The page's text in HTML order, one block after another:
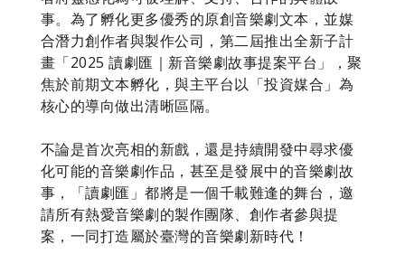
事。為了孵化更多優秀的原創音樂劇文本，並媒
合潛力創作者與製作公司，第二屆推出全新子計
畫「2025 讀劇匯｜新音樂劇故事提案平台」，聚
焦於前期文本孵化，與主平台以「投資媒合」為
核心的導向做出清晰區隔。
不論是首次亮相的新戲，還是持續開發中尋求優
化可能的音樂劇作品，甚至是發展中的音樂劇故
事，「讀劇匯」都將是一個千載難逢的舞台，邀
請所有熱愛音樂劇的製作團隊、創作者參與提
案，一同打造屬於臺灣的音樂劇新時代！